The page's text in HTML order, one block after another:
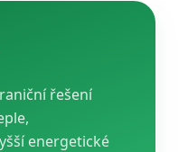
řešení
energetické